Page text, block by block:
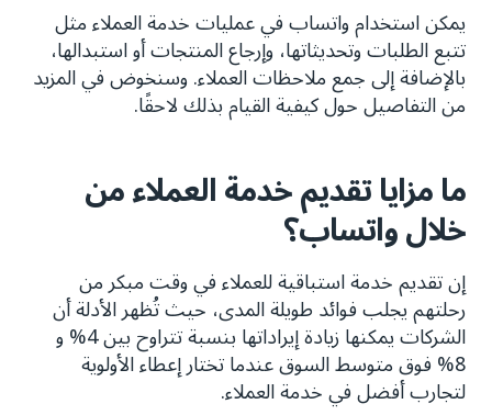
يمكن استخدام واتساب في عمليات خدمة العملاء مثل
تتبع الطلبات وتحديثاتها، وإرجاع المنتجات أو استبدالها،
بالإضافة إلى جمع ملاحظات العملاء. وسنخوض في المزيد
من التفاصيل حول كيفية القيام بذلك لاحقًا.
ما مزايا تقديم خدمة العملاء من
خلال واتساب؟
إن تقديم خدمة استباقية للعملاء في وقت مبكر من
رحلتهم يجلب فوائد طويلة المدى، حيث تُظهر الأدلة أن
الشركات يمكنها زيادة إيراداتها بنسبة تتراوح بين 4% و
8% فوق متوسط السوق عندما تختار إعطاء الأولوية
لتجارب أفضل في خدمة العملاء.